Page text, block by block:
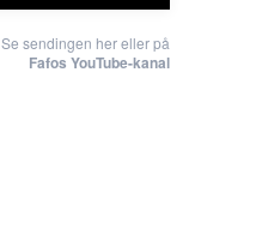
Se sendingen her eller på
Fafos YouTube-kanal